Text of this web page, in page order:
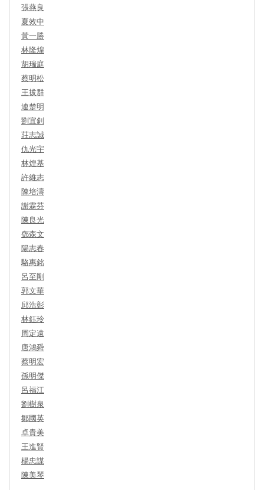
張燕良
夏效中
黃一勝
林隆煌
胡瑞庭
蔡明松
王拔群
連楚明
劉宜釗
莊志誠
仇光宇
林煌基
許維志
陳培濤
謝霖芬
陳良光
鄧森文
陽志春
駱惠銘
呂至剛
郭文華
邱浩彰
林鈺玲
周定遠
唐鴻舜
蔡明宏
孫明傑
呂福江
劉樹泉
鄒國英
卓貴美
王進賢
楊忠謀
陳美琴